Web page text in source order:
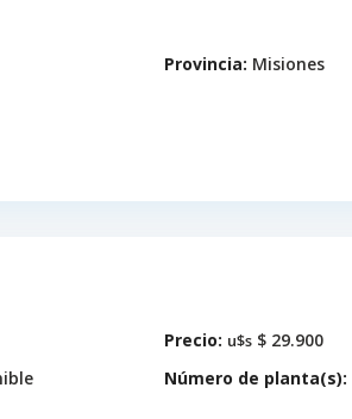
Provincia: Misiones
Precio: u$s $ 29.900
Número de planta(s):